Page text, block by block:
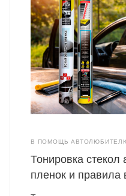
В ПОМОЩЬ
Тонировка
пленок и правила